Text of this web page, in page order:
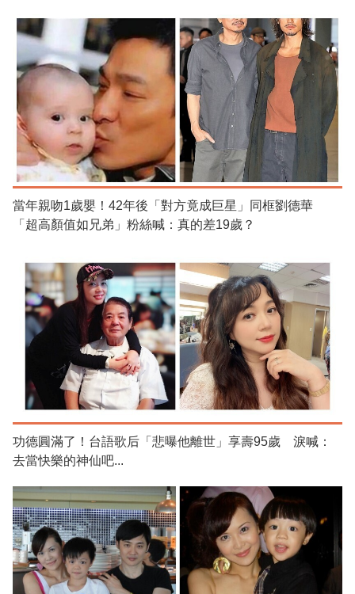
當年親吻1歲嬰！42年後「對方竟成巨星」同框劉德華
「超高顏值如兄弟」粉絲喊：真的差19歲？
功德圓滿了！台語歌后「悲曝他離世」享壽95歲 淚喊：
去當快樂的神仙吧...